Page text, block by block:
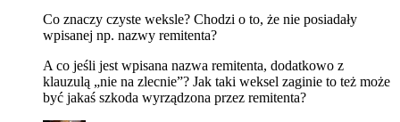
Co znaczy czyste weksle? Chodzi o to, że nie posiadały
wpisanej np. nazwy remitenta?
A co jeśli jest wpisana nazwa remitenta, dodatkowo z
klauzulą „nie na zlecnie”? Jak taki weksel zaginie to też może
być jakaś szkoda wyrządzona przez remitenta?